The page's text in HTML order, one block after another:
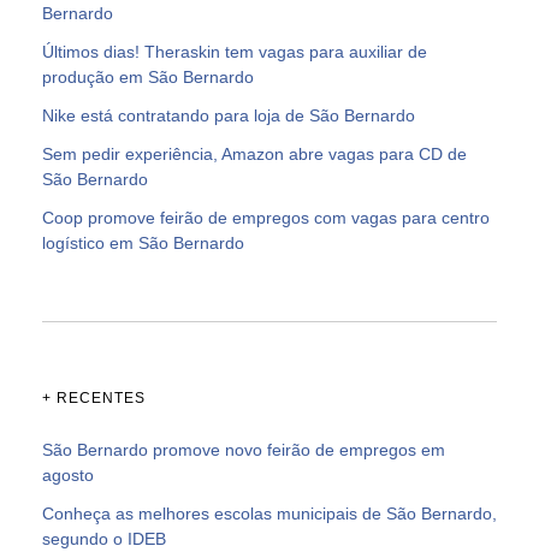
Bernardo
Últimos dias! Theraskin tem vagas para auxiliar de
produção em São Bernardo
Nike está contratando para loja de São Bernardo
Sem pedir experiência, Amazon abre vagas para CD de
São Bernardo
Coop promove feirão de empregos com vagas para centro
logístico em São Bernardo
+ RECENTES
São Bernardo promove novo feirão de empregos em
agosto
Conheça as melhores escolas municipais de São Bernardo,
segundo o IDEB